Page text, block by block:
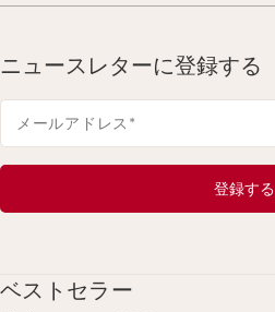
ニュースレターに登録する
メールアドレス *
登録する
ベストセラー